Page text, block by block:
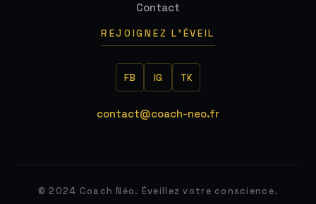
Contact
REJOIGNEZ L'ÉVEIL
FB IG TK
contact@coach-neo.fr
© 2024 Coach Néo. Éveillez votre conscience.